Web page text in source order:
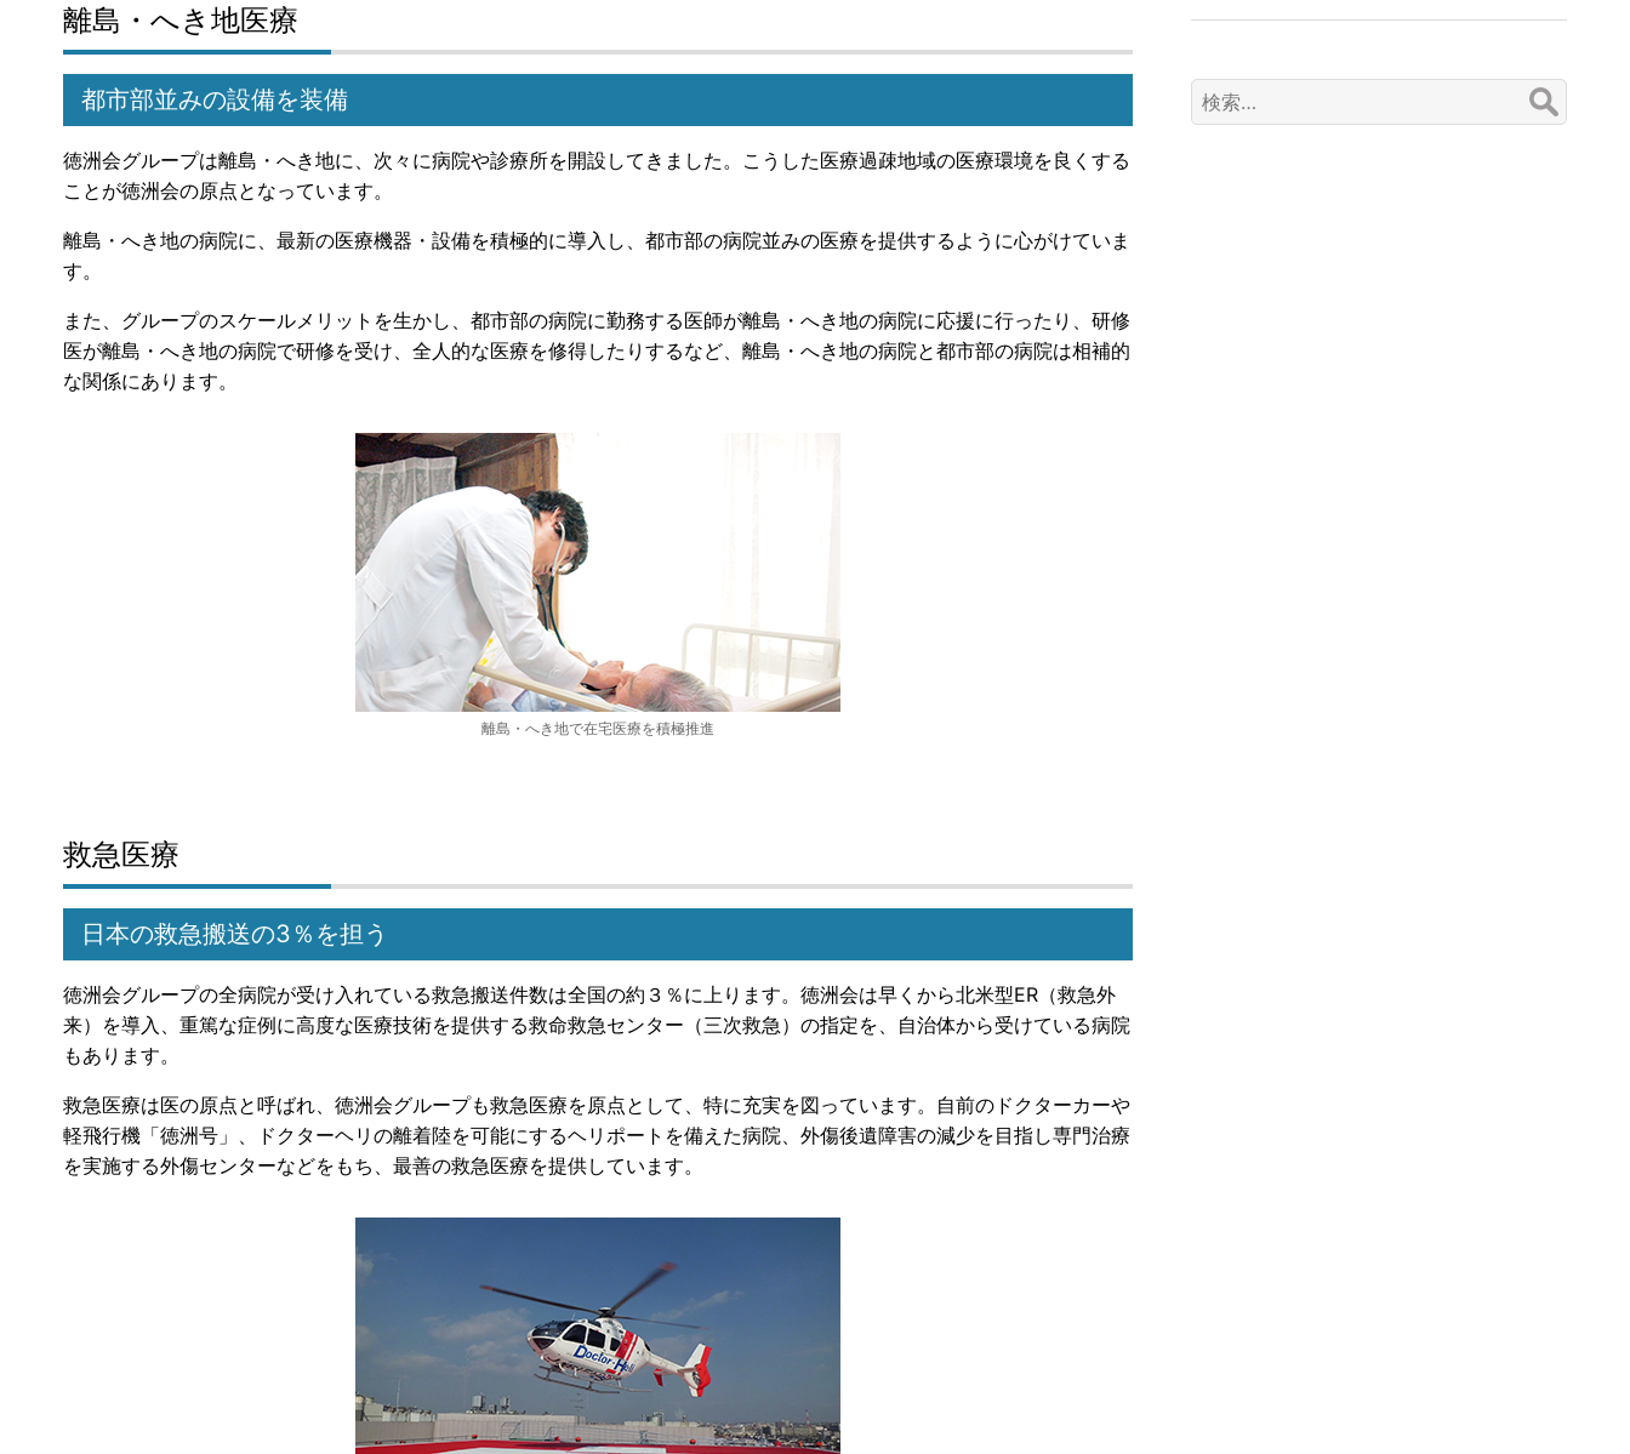
離島・へき地医療
都市部並みの設備を装備
徳洲会グループは離島・へき地に、次々に病院や診療所を開設してきました。こうした医療過疎地域の医療環境を良くする
ことが徳洲会の原点となっています。
離島・へき地の病院に、最新の医療機器・設備を積極的に導入し、都市部の病院並みの医療を提供するように心がけていま
す。
また、グループのスケールメリットを生かし、都市部の病院に勤務する医師が離島・へき地の病院に応援に行ったり、研修
医が離島・へき地の病院で研修を受け、全人的な医療を修得したりするなど、離島・へき地の病院と都市部の病院は相補的
な関係にあります。
離島・へき地で在宅医療を積極推進
救急医療
日本の救急搬送の3％を担う
徳洲会グループの全病院が受け入れている救急搬送件数は全国の約３％に上ります。徳洲会は早くから北米型ER（救急外
来）を導入、重篤な症例に高度な医療技術を提供する救命救急センター（三次救急）の指定を、自治体から受けている病院
もあります。
救急医療は医の原点と呼ばれ、徳洲会グループも救急医療を原点として、特に充実を図っています。自前のドクターカーや
軽飛行機「徳洲号」、ドクターヘリの離着陸を可能にするヘリポートを備えた病院、外傷後遺障害の減少を目指し専門治療
を実施する外傷センターなどをもち、最善の救急医療を提供しています。
検
索: